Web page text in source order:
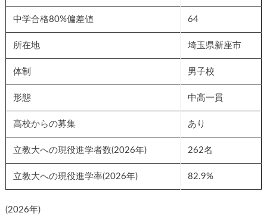
中学合格80%偏差値 64
所在地 埼玉県新座市
体制 男子校
形態 中高一貫
高校からの募集 あり
立教大への現役進学者数(2026年) 262名
立教大への現役進学率(2026年) 82.9%
(2026年)